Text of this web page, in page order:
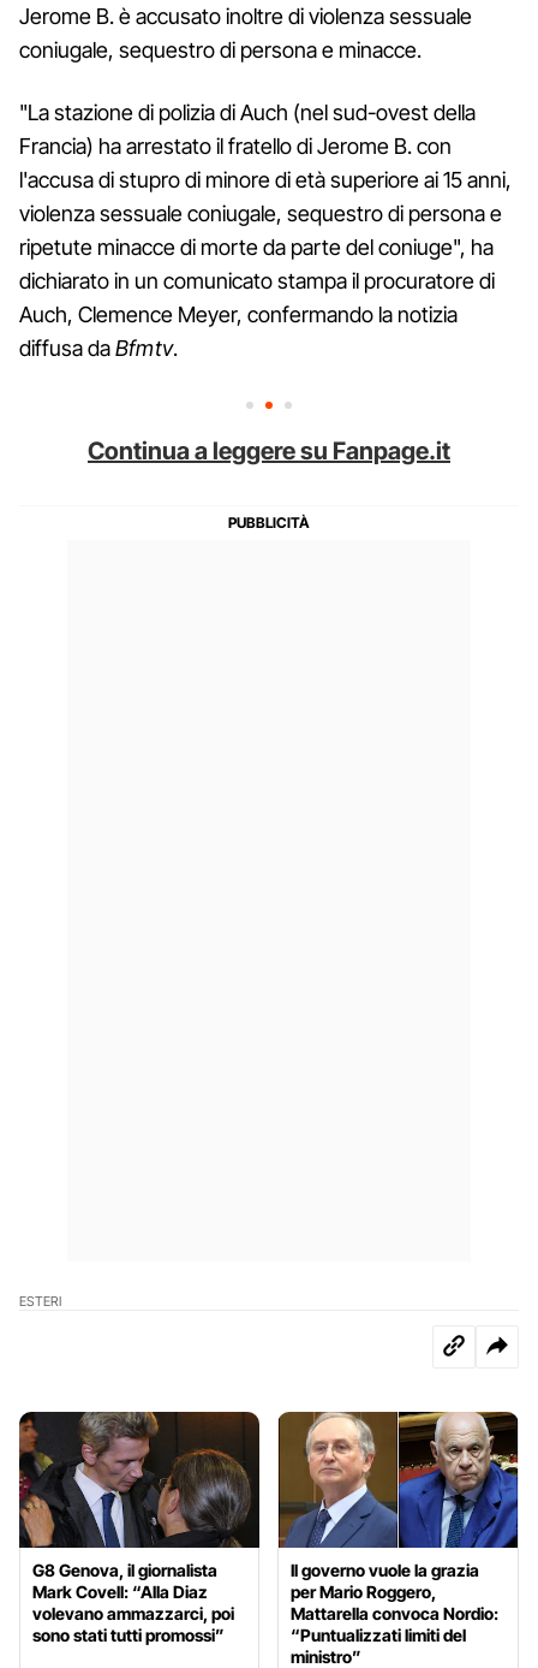
Jerome B. è accusato inoltre di violenza sessuale
coniugale, sequestro di persona e minacce.
"La stazione di polizia di Auch (nel sud-ovest della
Francia) ha arrestato il fratello di Jerome B. con
l'accusa di stupro di minore di età superiore ai 15 anni,
violenza sessuale coniugale, sequestro di persona e
ripetute minacce di morte da parte del coniuge", ha
dichiarato in un comunicato stampa il procuratore di
Auch, Clemence Meyer, confermando la notizia
diffusa daBfmtv.
Continua a leggere su Fanpage.it
ESTERI
G8 Genova, il giornalista
Mark Covell: “Alla Diaz
volevano ammazzarci, poi
sono stati tutti promossi”
Il governo vuole la grazia
per Mario Roggero,
Mattarella convoca Nordio:
“Puntualizzati limiti del
ministro”